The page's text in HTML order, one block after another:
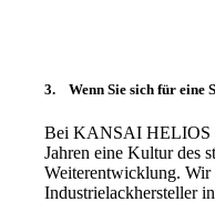
3.Wenn Sie sich für eine
Bei KANSAI HELIOS
Jahren eine Kultur des
Weiterentwicklung. Wir
Industrielackhersteller